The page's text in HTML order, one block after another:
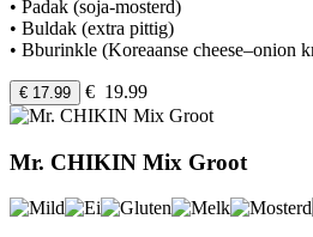
• Padak (soja-mosterd)
• Buldak (extra pittig)
• Bburinkle (Koreaanse cheese–onion
€ 17.99 € 19.99
Mr. CHIKIN Mix Groot